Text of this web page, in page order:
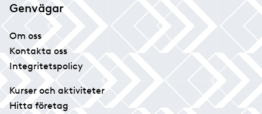
Genvägar
Om oss
Kontakta oss
Integritetspolicy
Kurser och aktiviteter
Hitta företag